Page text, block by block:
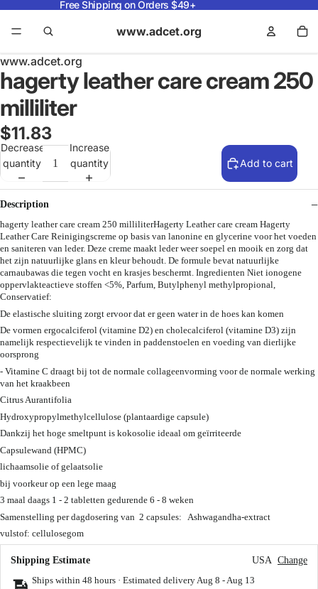
Free Shipping on Orders $49+
www.adcet.org
www.adcet.org
hagerty leather care cream 250
milliliter
$11.83
Decrease
quantity
Increase
quantity
Add to cart
Description
hagerty leather care cream 250 milliliterHagerty Leather care cream Hagerty
Leather Care Reinigingscreme op basis van lanonine en glycerine voor het voeden
en saniteren van leder. Deze creme maakt leder weer soepel en mooik en zorg dat
het zijn natuurlijke glans en kleur behoudt. De formule bevat natuurlijke
carnaubawas die tegen vocht en krasjes beschermt. Ingredienten Niet ionogene
oppervlakteactieve stoffen <5%, Parfum, Butylphenyl methylpropional,
Conservatief:
De elastische sluiting zorgt ervoor dat er geen water in de hoes kan komen
De vormen ergocalciferol (vitamine D2) en cholecalciferol (vitamine D3) zijn
namelijk respectievelijk te vinden in paddenstoelen en voeding van dierlijke
oorsprong
- Vitamine C draagt bij tot de normale collageenvorming voor de normale werking
van het kraakbeen
Citrus Aurantifolia
Hydroxypropylmethylcellulose (plantaardige capsule)
Dankzij het hoge smeltpunt is kokosolie ideaal om geïrriteerde
Capsulewand (HPMC)
lichaamsolie of gelaatsolie
bij voorkeur op een lege maag
3 maal daags 1 - 2 tabletten gedurende 6 - 8 weken
Samenstelling per dagdosering van 2 capsules: Ashwagandha-extract
vulstof: cellulosegom
Shipping Estimate USA Change
Ships within 48 hours · Estimated delivery Aug 8 - Aug 13